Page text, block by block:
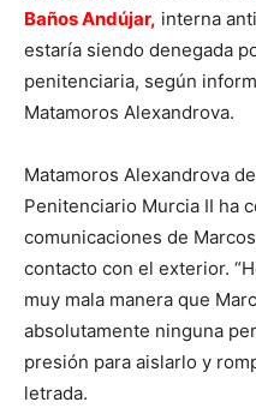
Baños Andújar, interna
estaría siendo denegada
penitenciaria, según
Matamoros Alexandrova.
Matamoros Alexandrova
Penitenciario Murcia II ha
comunicaciones de
contacto con el exterior.
muy mala manera que
absolutamente ninguna
presión para aislarlo y
letrada.